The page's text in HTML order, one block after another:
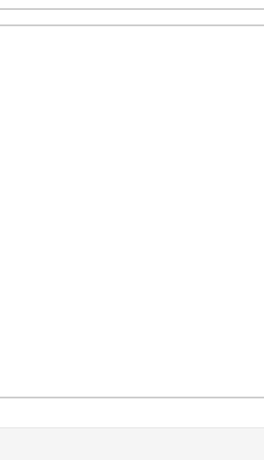
Bár a gesztenye tulajdonképpen dióféle, (és ezért
a mandulaliszttől vagy mogyoróliszttől.
sokkal jobban hasonlít a maglisztekre, mint a